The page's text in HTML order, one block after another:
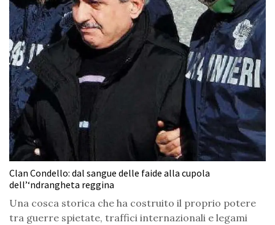
Clan Condello: dal sangue delle faide alla cupola
dell’‘ndrangheta reggina
Una cosca storica che ha costruito il proprio potere
tra guerre spietate, traffici internazionali e legami